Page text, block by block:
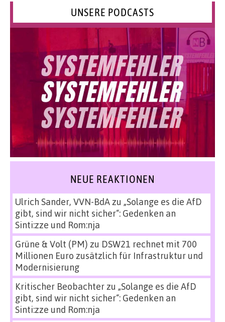
UNSERE PODCASTS
NEUE REAKTIONEN
Ulrich Sander, VVN-BdAzu „Solange es die AfD
gibt, sind wir nicht sicher“: Gedenken an
Sinti:zze und Rom:nja
Grüne & Volt (PM) zu DSW21 rechnet mit 700
Millionen Euro zusätzlich für Infrastruktur und
Modernisierung
Kritischer Beobachterzu „Solange es die AfD
gibt, sind wir nicht sicher“: Gedenken an
Sinti:zze und Rom:nja